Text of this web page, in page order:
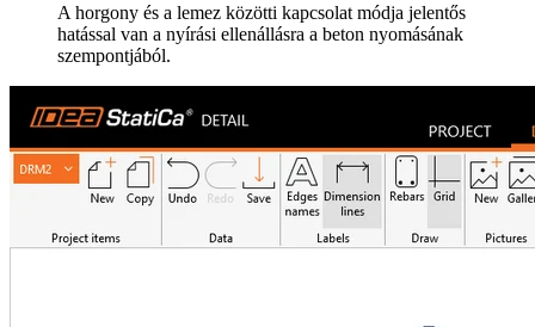
A horgony és a lemez közötti kapcsolat módja jelentős
hatással van a nyírási ellenállásra a beton nyomásának
szempontjából.